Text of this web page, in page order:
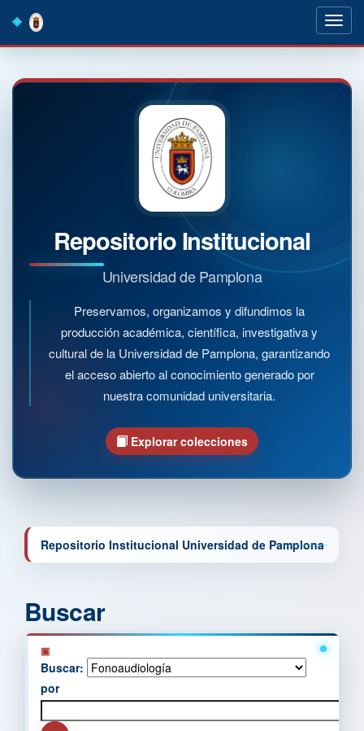
navigation
Repositorio Institucional
Universidad de Pamplona
Preservamos, organizamos y difundimos la
producción académica, científica, investigativa y
cultural de la Universidad de Pamplona, garantizando
el acceso abierto al conocimiento generado por
nuestra comunidad universitaria.
Explorar colecciones
Repositorio Institucional Universidad de Pamplona
Buscar
Buscar:
por